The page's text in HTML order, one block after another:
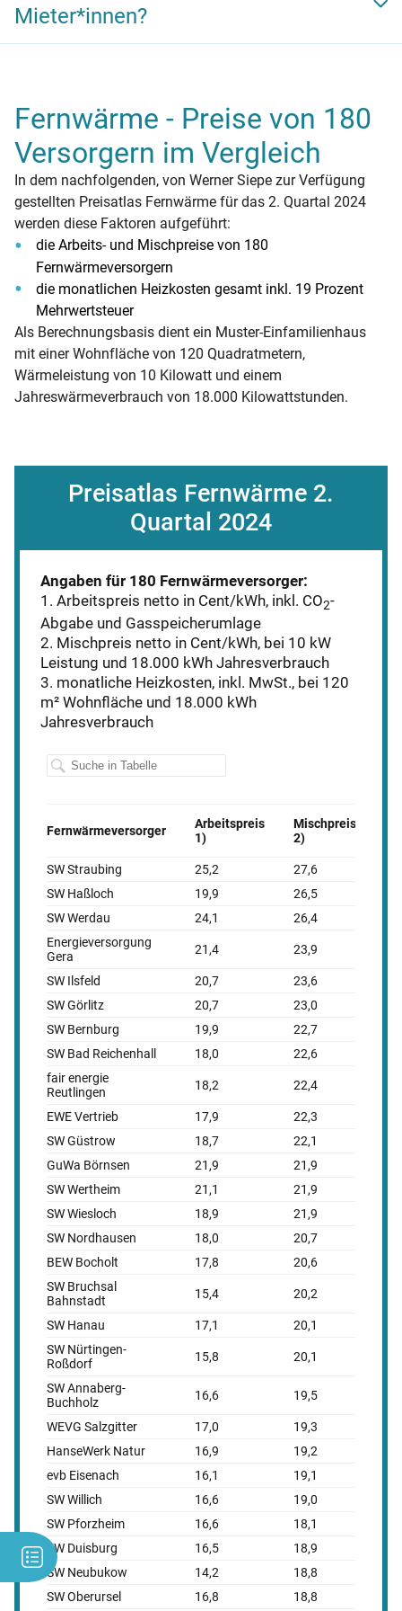
und Benutzungszwang für Fernwärme ein, um deren
Satzungserlassung sorgfältig die Vor- und Nachteile
abwägen. Der § 16 EEWärmeG hebt hervor, dass
Klimaschutz ein gültiger Grund für solche Maßnahmen
sein kann. Mehr Informationen dazu liefert das
Wärmeplanungsgesetz (WPG).
Mieter*innen?
zwischen dem günstigsten und teuersten
Fernwärmeanbieter berichtet. Die Arbeitspreise liegen
zwischen sehr niedrigen 4,3 Cent netto bei den
Stadtwerken Eisenhüttenstadt in Brandenburg und 25,2
Cent netto pro kWh bei den Stadtwerken Straubing in
Bayern. Einen guten Überblick bieten Vergleichsportale wie
diePreistransparenz-Plattform Fernwärme
nachfolgende Preisatlas Fernwärme von Werner Siepe.
Fernwärme - Preise von 180
Versorgern im Vergleich
In dem nachfolgenden, von Werner Siepe zur Verfügung
gestellten Preisatlas Fernwärme für das 2. Quartal 2024
werden diese Faktoren aufgeführt:
die Arbeits- und Mischpreise von 180
Fernwärmeversorgern
die monatlichen Heizkosten gesamt inkl. 19 Prozent
Mehrwertsteuer
Als Berechnungsbasis dient ein Muster-Einfamilienhaus
mit einer Wohnfläche von 120 Quadratmetern,
Wärmeleistung von 10 Kilowatt und einem
Jahreswärmeverbrauch von 18.000 Kilowattstunden.